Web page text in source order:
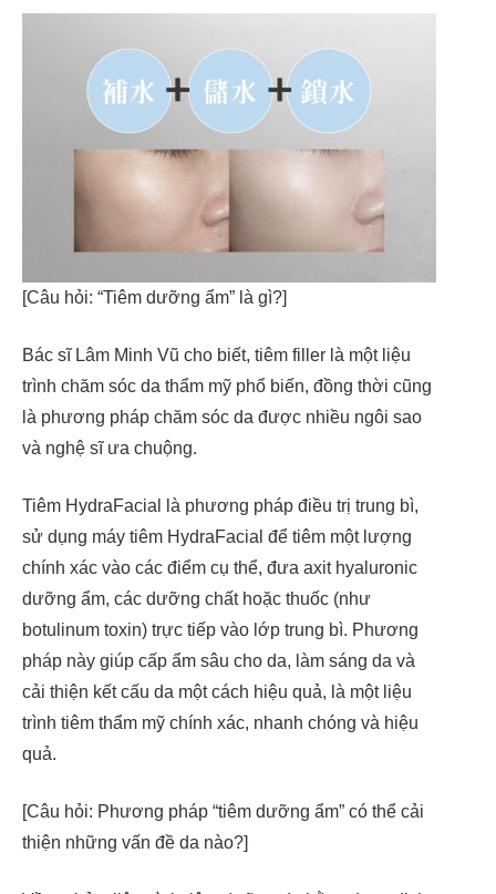
[Câu hỏi: “Tiêm dưỡng ẩm” là gì?]
Bác sĩ Lâm Minh Vũ cho biết, tiêm filler là một liệu
trình chăm sóc da thẩm mỹ phổ biến, đồng thời cũng
là phương pháp chăm sóc da được nhiều ngôi sao
và nghệ sĩ ưa chuộng.
Tiêm HydraFacial là phương pháp điều trị trung bì,
sử dụng máy tiêm HydraFacial để tiêm một lượng
chính xác vào các điểm cụ thể, đưa axit hyaluronic
dưỡng ẩm, các dưỡng chất hoặc thuốc (như
botulinum toxin) trực tiếp vào lớp trung bì. Phương
pháp này giúp cấp ẩm sâu cho da, làm sáng da và
cải thiện kết cấu da một cách hiệu quả, là một liệu
trình tiêm thẩm mỹ chính xác, nhanh chóng và hiệu
quả.
[Câu hỏi: Phương pháp “tiêm dưỡng ẩm” có thể cải
thiện những vấn đề da nào?]